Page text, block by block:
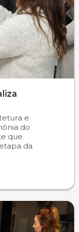
e
do
que
da